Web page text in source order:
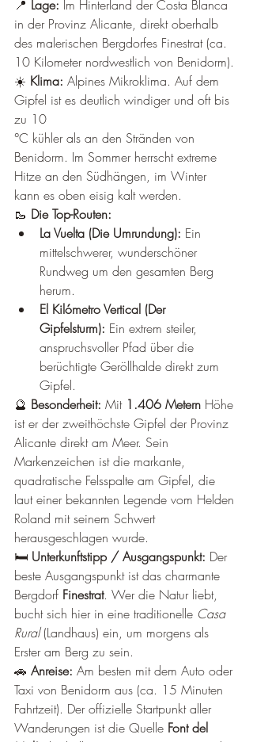
📍 Lage: Im Hinterland der Costa Blanca
in der Provinz Alicante, direkt oberhalb
des malerischen Bergdorfes Finestrat (ca.
10 Kilometer nordwestlich von Benidorm).
☀️ Klima: Alpines Mikroklima. Auf dem
Gipfel ist es deutlich windiger und oft bis
zu 10
°C kühler als an den Stränden von
Benidorm. Im Sommer herrscht extreme
Hitze an den Südhängen, im Winter
kann es oben eisig kalt werden.
🥾 Die Top-Routen:
La Vuelta (Die Umrundung): Ein
mittelschwerer, wunderschöner
Rundweg um den gesamten Berg
herum.
El Kilómetro Vertical (Der
Gipfelsturm): Ein extrem steiler,
anspruchsvoller Pfad über die
berüchtigte Geröllhalde direkt zum
Gipfel.
🔮 Besonderheit: Mit 1.406 Metern Höhe
ist er der zweithöchste Gipfel der Provinz
Alicante direkt am Meer. Sein
Markenzeichen ist die markante,
quadratische Felsspalte am Gipfel, die
laut einer bekannten Legende vom Helden
Roland mit seinem Schwert
herausgeschlagen wurde.
🛏️ Unterkunftstipp / Ausgangspunkt: Der
beste Ausgangspunkt ist das charmante
Bergdorf Finestrat. Wer die Natur liebt,
bucht sich hier in eine traditionelle Casa
Rural (Landhaus) ein, um morgens als
Erster am Berg zu sein.
🚗 Anreise: Am besten mit dem Auto oder
Taxi von Benidorm aus (ca. 15 Minuten
Fahrtzeit). Der offizielle Startpunkt aller
Wanderungen ist die Quelle Font del